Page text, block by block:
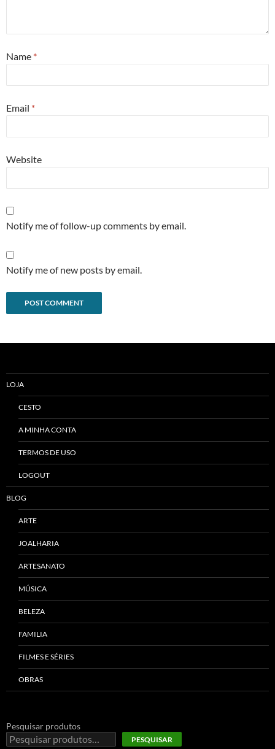
Name *
Email *
Website
Notify me of follow-up comments by email.
Notify me of new posts by email.
LOJA
CESTO
A MINHA CONTA
TERMOS DE USO
LOGOUT
BLOG
ARTE
JOALHARIA
ARTESANATO
MÚSICA
BELEZA
FAMILIA
FILMES E SÉRIES
OBRAS
Pesquisar produtos
PESQUISAR